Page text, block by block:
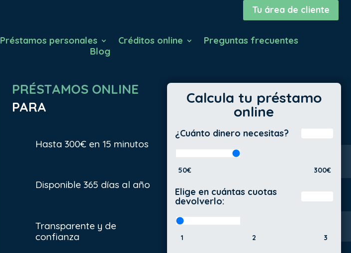
Tu área de cliente
Préstamos personales Créditos online
Preguntas frecuentes
Blog
PRÉSTAMOS ONLINE
PARA
Hasta 300€ en 15 minutos
Disponible 365 días al año
Transparente y de
confianza
Calcula tu préstamo
online
¿Cuánto dinero necesitas?
50€ 300€
Elige en cuántas cuotas
devolverlo:
1 2 3